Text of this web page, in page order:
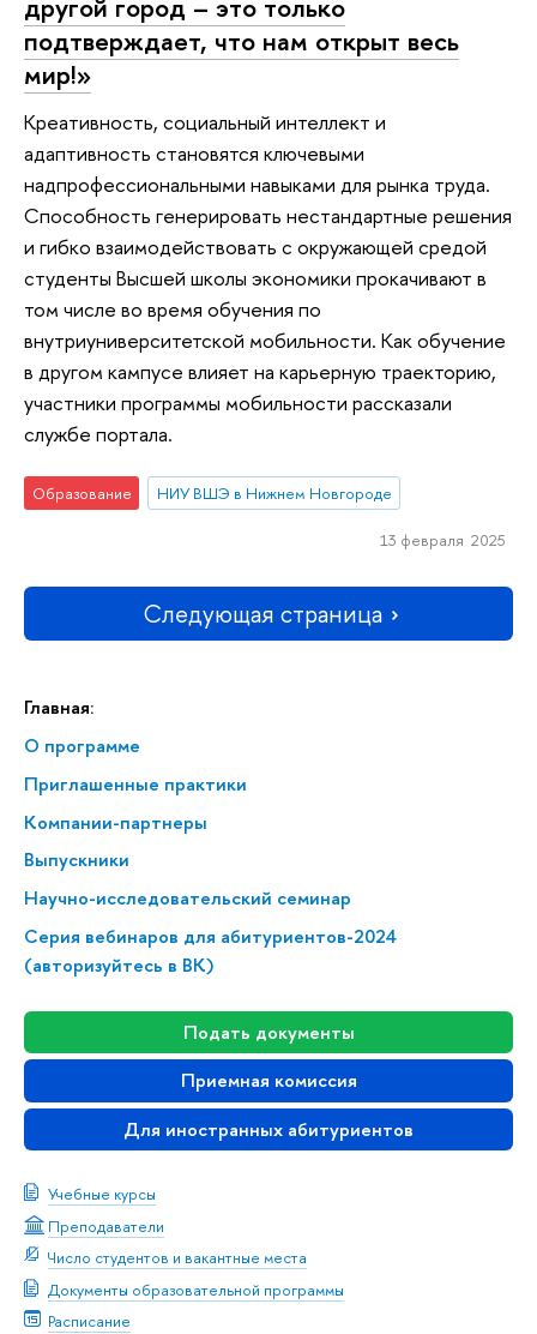
Главная:
О программе
Приглашенные практики
Компании-партнеры
Выпускники
Научно-исследовательский семинар
Серия вебинаров для абитуриентов-2024
(авторизуйтесь в ВК)
Подать документы
Приемная комиссия
Для иностранных абитуриентов
Учебные курсы
Преподаватели
Число студентов и вакантные места
Документы образовательной программы
Расписание
подтверждает, что нам открыт весь
мир!»
Креативность, социальный интеллект и
адаптивность становятся ключевыми
надпрофессиональными навыками для рынка труда.
Способность генерировать нестандартные решения
и гибко взаимодействовать с окружающей средой
студенты Высшей школы экономики прокачивают в
том числе во время обучения по
внутриуниверситетской мобильности. Как обучение
в другом кампусе влияет на карьерную траекторию,
участники программы мобильности рассказали
службе портала.
Образование НИУ ВШЭ в Нижнем Новгороде
13 февраля 2025
Следующая страница